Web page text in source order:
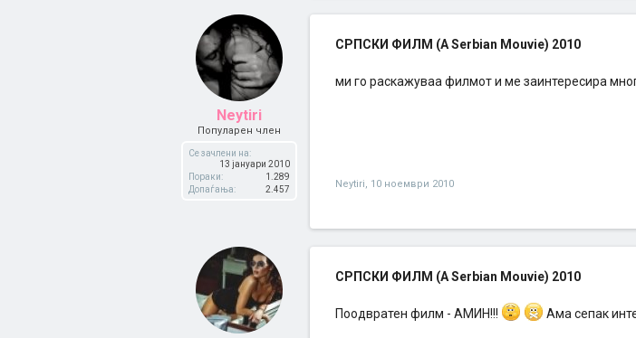
Neytiri
Популарен член
Се зачлени на:
13 јануари 2010
Пораки:
1.289
Допаѓања:
2.457
СРПСКИ ФИЛМ (A Serbian Mouvie) 2010
ми го раскажуваа филмот и ме заинтересира
Neytiri, 10 ноември 2010
СРПСКИ ФИЛМ (A Serbian Mouvie) 2010
Поодвратен филм - АМИН!!! Ама сепак